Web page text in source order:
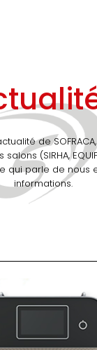
de
(SIRHA,
qui parle de nous
informations.